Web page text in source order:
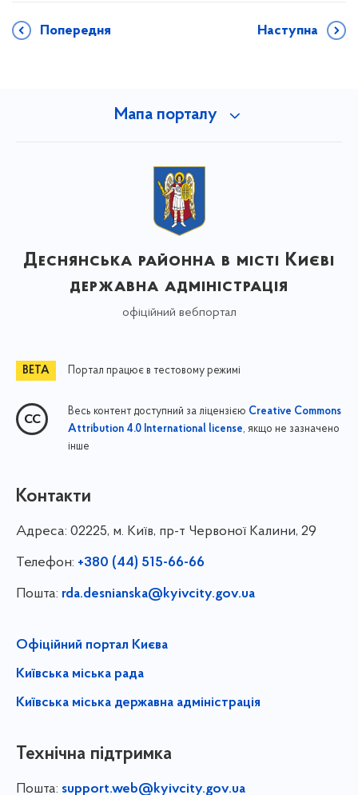
Попередня Наступна
Мапа порталу
Деснянська районна в місті Києві
державна адміністрація
офіційний вебпортал
Портал працює в тестовому режимі
Весь контент доступний за ліцензією Creative Commons
Attribution 4.0 International license, якщо не зазначено
інше
Контакти
Адреса: 02225, м. Київ, пр-т Червоної Калини, 29
Телефон: +380 (44) 515-66-66
Пошта: rda.desnianska@kyivcity.gov.ua
Офіційний портал Києва
Київська міська рада
Київська міська державна адміністрація
Технічна підтримка
Пошта: support.web@kyivcity.gov.ua